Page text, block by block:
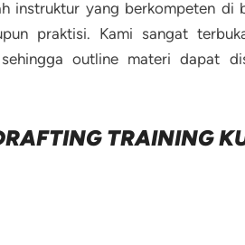
instruktur yang berkompeten di
praktisi. Kami sangat
outline materi dapat
TRAINING